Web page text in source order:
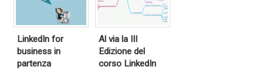
LinkedIn for
business in
partenza
Al via la III
Edizione del
corso LinkedIn